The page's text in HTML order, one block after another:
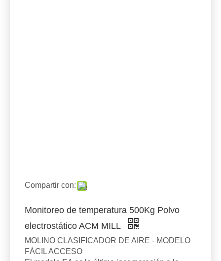
Compartir con:
Monitoreo de temperatura 500Kg Polvo
electrostático ACM MILL
MOLINO CLASIFICADOR DE AIRE - MODELO
FÁCIL ACCESO